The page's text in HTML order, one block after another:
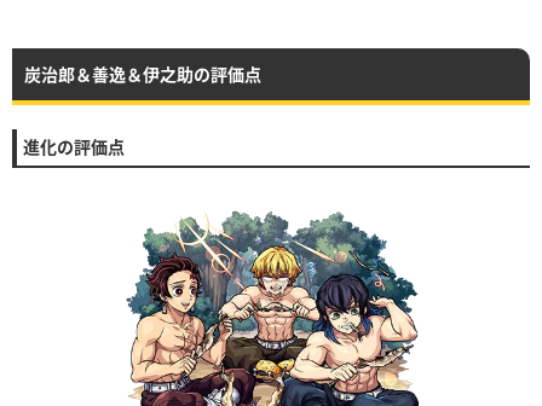
炭治郎＆善逸＆伊之助の評価点
進化の評価点